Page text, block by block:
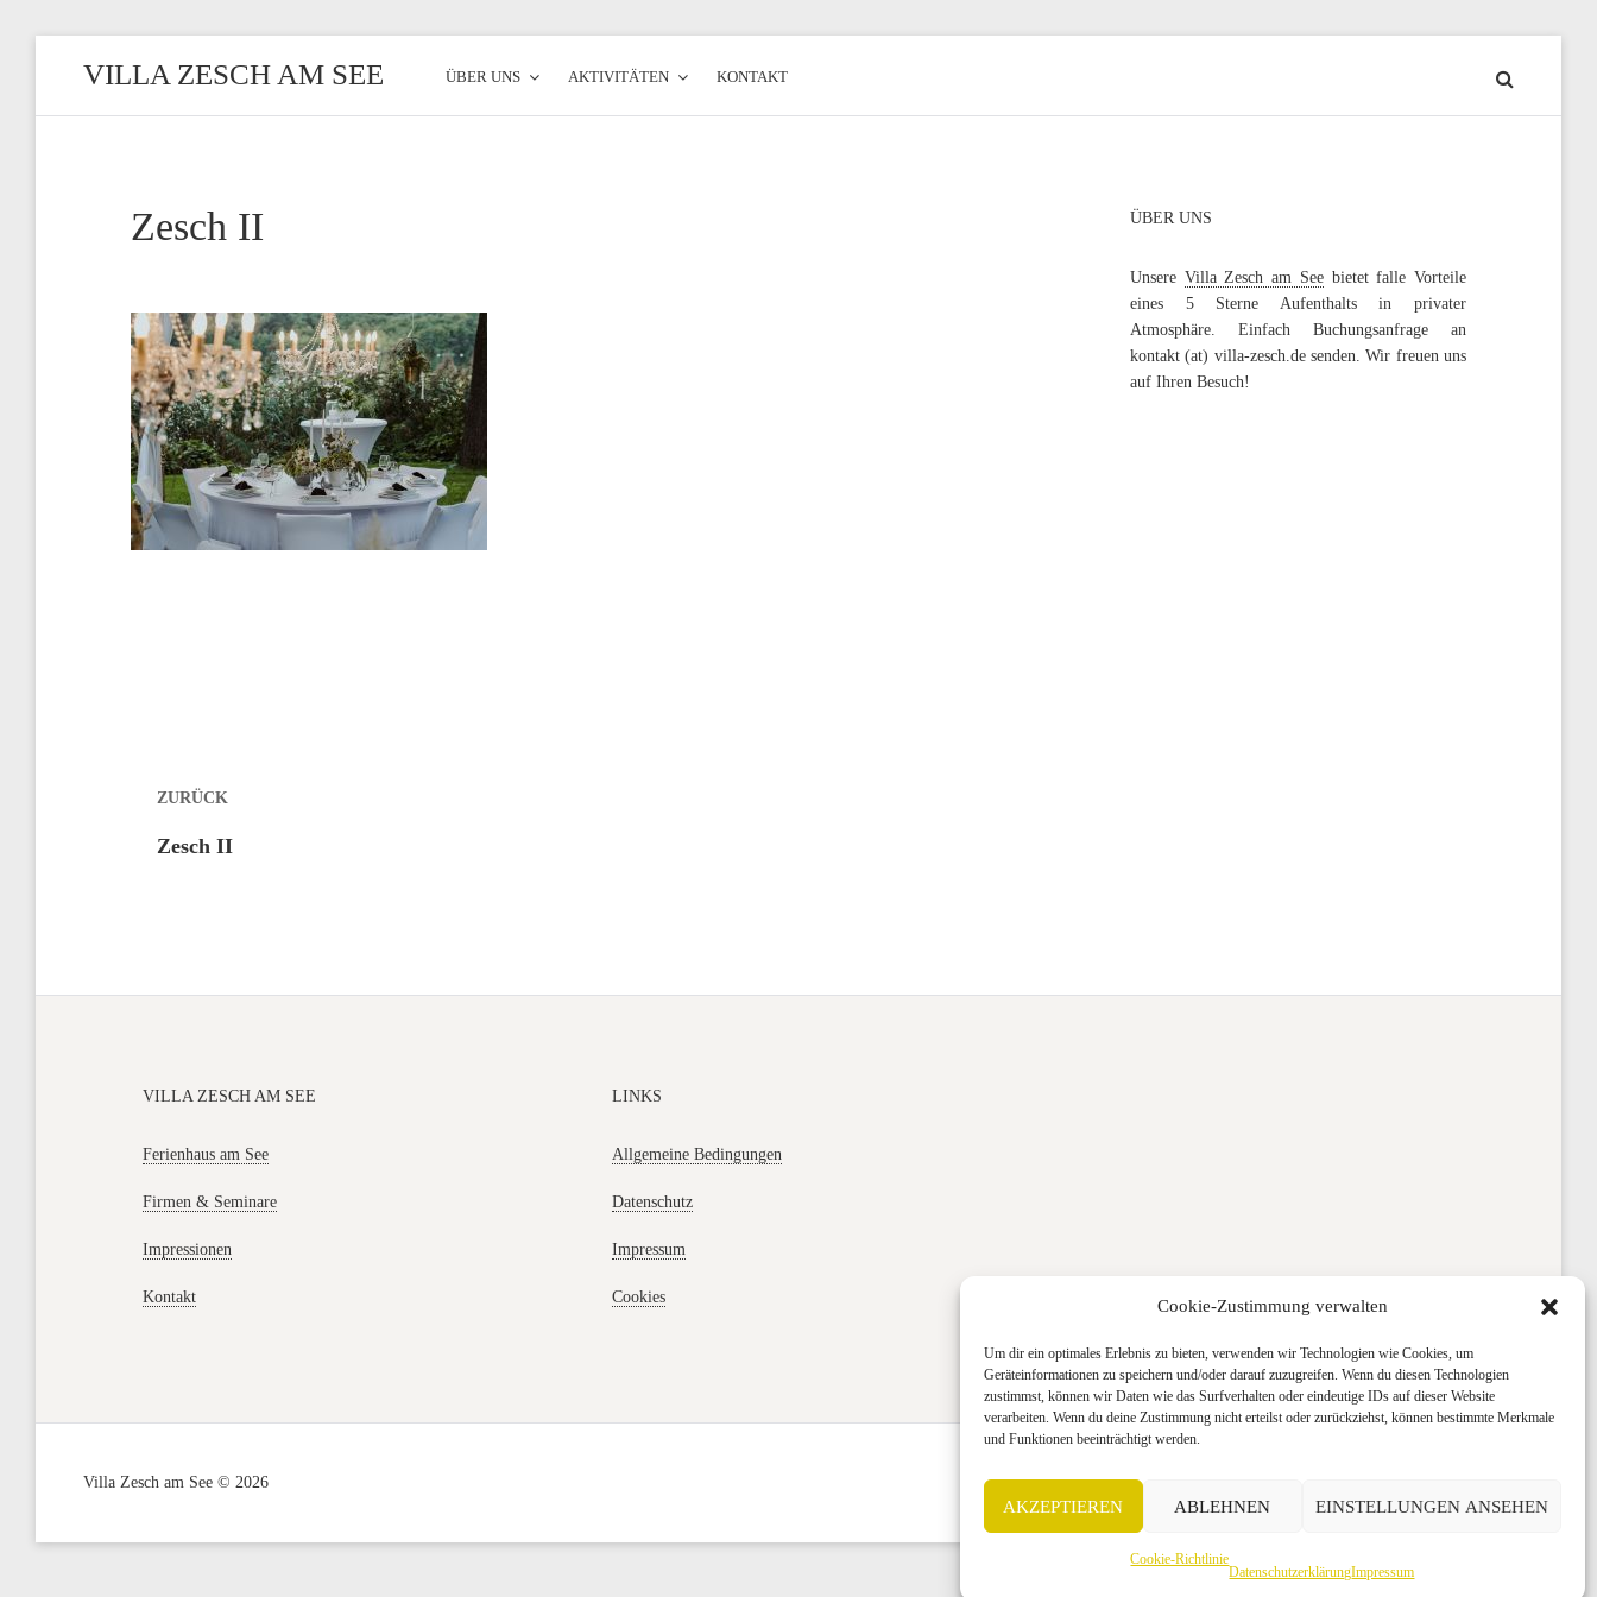
Cookie-Zustimmung verwalten
Um dir ein optimales Erlebnis zu bieten, verwenden wir Technologien wie Cookies, um
Geräteinformationen zu speichern und/oder darauf zuzugreifen. Wenn du diesen Technologien
zustimmst, können wir Daten wie das Surfverhalten oder eindeutige IDs auf dieser Website
verarbeiten. Wenn du deine Zustimmung nicht erteilst oder zurückziehst, können bestimmte Merkmale
und Funktionen beeinträchtigt werden.
AKZEPTIEREN ABLEHNEN EINSTELLUNGEN ANSEHEN
Cookie-Richtlinie
DatenschutzerklärungImpressum
VILLA ZESCH AM SEE
Ambiente
ÜBER UNS AKTIVITÄTEN KONTAKT
Zesch II
ZURÜCK
Vorheriger
Zesch II
ÜBER UNS
Unsere Villa Zesch am Seebietet falle Vorteile
eines 5 Sterne Aufenthalts in privater
Atmosphäre. Einfach Buchungsanfrage an
kontakt (at) villa-zesch.de senden. Wir freuen uns
auf Ihren Besuch!
VILLA ZESCH AM SEE
Ferienhaus am See
Firmen & Seminare
Impressionen
Kontakt
LINKS
Allgemeine Bedingungen
Datenschutz
Impressum
Cookies
Villa Zesch am See © 2026